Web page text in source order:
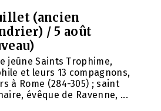
(ancien
/ 5 août
jeûne Saints Trophime,
et leurs 13 compagnons,
à Rome (284-305) ; saint
évêque de Ravenne, ...